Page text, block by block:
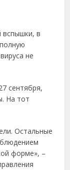
вспышки, в
не
сентября,
На тот
Остальные
форме», –